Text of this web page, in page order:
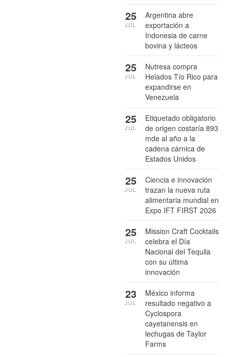
Argentina abre
exportación a
Indonesia de carne
bovina y lácteos
25
JUL
Nutresa compra
Helados Tío Rico para
expandirse en
Venezuela
25
JUL
Etiquetado obligatorio
de origen costaría 893
mde al año a la
cadena cárnica de
Estados Unidos
25
JUL
Ciencia e innovación
trazan la nueva ruta
alimentaria mundial en
Expo IFT FIRST 2026
25
JUL
Mission Craft Cocktails
celebra el Día
Nacional del Tequila
con su última
innovación
25
JUL
México informa
resultado negativo a
Cyclospora
cayetanensis en
lechugas de Taylor
Farms
23
JUL